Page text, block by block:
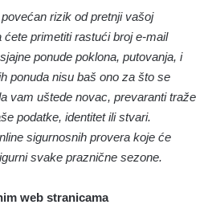
rizik od pretnji vašoj
primetiti rastući broj e-mail
ponude poklona, putovanja, i
ponuda nisu baš ono za što se
vam uštede novac, prevaranti traže
podatke, identitet ili stvari.
sigurnosnih provera koje će
svake praznične sezone.
web stranicama